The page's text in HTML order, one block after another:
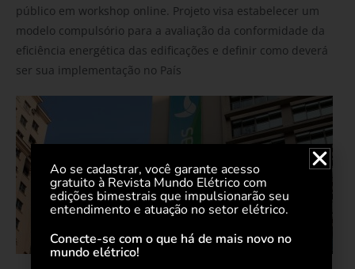
público em workshop online. Projeto visa estabelecer um
modelo compulsório para a avaliação da conformidade da
eficiência energética das edificações e definir como deverá
ser sua implementação no País
Ao se cadastrar, você garante acesso
gratuito à Revista Mundo Elétrico com
edições bimestrais que impulsionarão seu
entendimento e atuação no setor elétrico.
Conecte-se com o que há de mais novo no
mundo elétrico!